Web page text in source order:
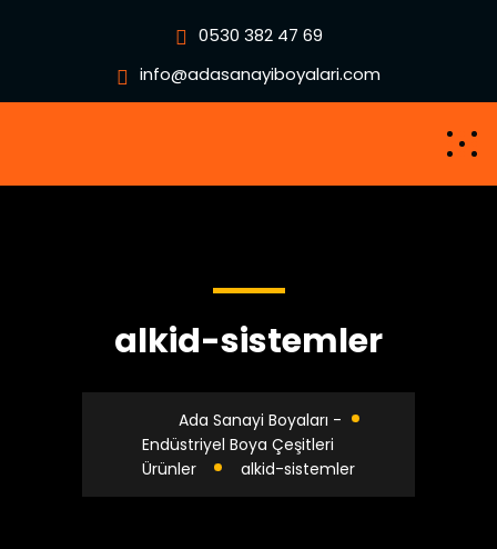
0530 382 47 69
info@adasanayiboyalari.com
alkid-sistemler
Ada Sanayi Boyaları -
Endüstriyel Boya Çeşitleri
Ürünler
alkid-sistemler